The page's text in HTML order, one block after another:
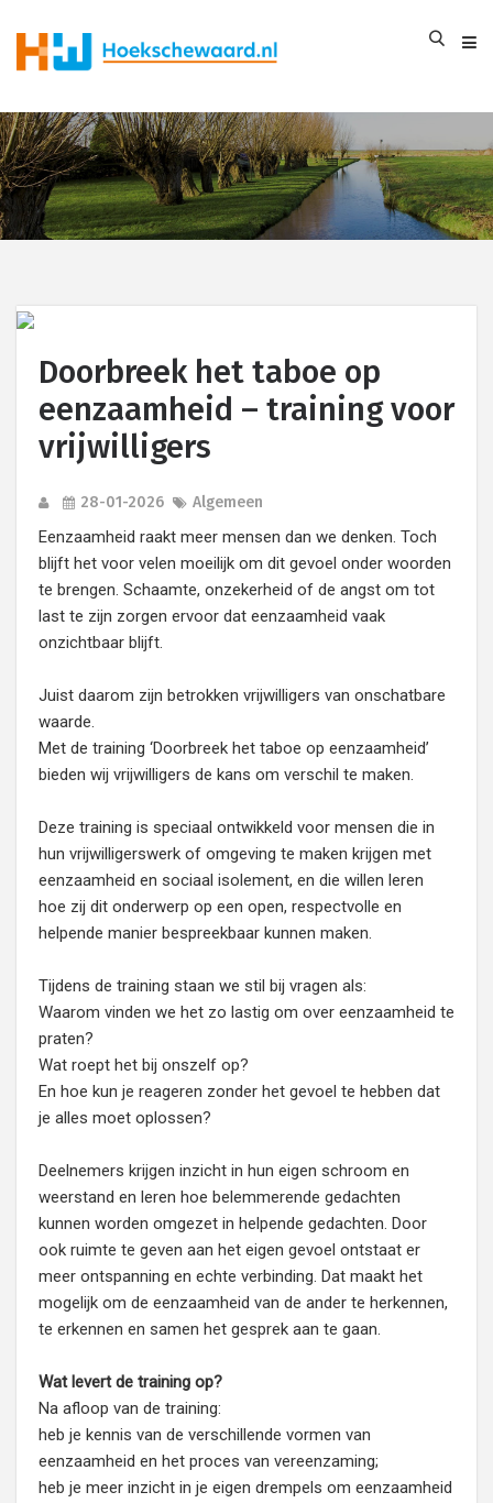
Doorbreek het taboe op
eenzaamheid – training voor
vrijwilligers
28-01-2026 Algemeen
Eenzaamheid raakt meer mensen dan we denken. Toch
blijft het voor velen moeilijk om dit gevoel onder woorden
te brengen. Schaamte, onzekerheid of de angst om tot
last te zijn zorgen ervoor dat eenzaamheid vaak
onzichtbaar blijft.
Juist daarom zijn betrokken vrijwilligers van onschatbare
waarde.
Met de training ‘Doorbreek het taboe op eenzaamheid’
bieden wij vrijwilligers de kans om verschil te maken.
Deze training is speciaal ontwikkeld voor mensen die in
hun vrijwilligerswerk of omgeving te maken krijgen met
eenzaamheid en sociaal isolement, en die willen leren
hoe zij dit onderwerp op een open, respectvolle en
helpende manier bespreekbaar kunnen maken.
Tijdens de training staan we stil bij vragen als:
Waarom vinden we het zo lastig om over eenzaamheid te
praten?
Wat roept het bij onszelf op?
En hoe kun je reageren zonder het gevoel te hebben dat
je alles moet oplossen?
Deelnemers krijgen inzicht in hun eigen schroom en
weerstand en leren hoe belemmerende gedachten
kunnen worden omgezet in helpende gedachten. Door
ook ruimte te geven aan het eigen gevoel ontstaat er
meer ontspanning en echte verbinding. Dat maakt het
mogelijk om de eenzaamheid van de ander te herkennen,
te erkennen en samen het gesprek aan te gaan.
Wat levert de training op?
Na afloop van de training:
heb je kennis van de verschillende vormen van
eenzaamheid en het proces van vereenzaming;
heb je meer inzicht in je eigen drempels om eenzaamheid